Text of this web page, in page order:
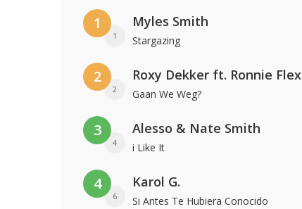
1
1
Myles Smith
Stargazing
2
2
Roxy Dekker ft. Ronnie Flex
Gaan We Weg?
3
4
Alesso & Nate Smith
i Like It
4
6
Karol G.
Si Antes Te Hubiera Conocido